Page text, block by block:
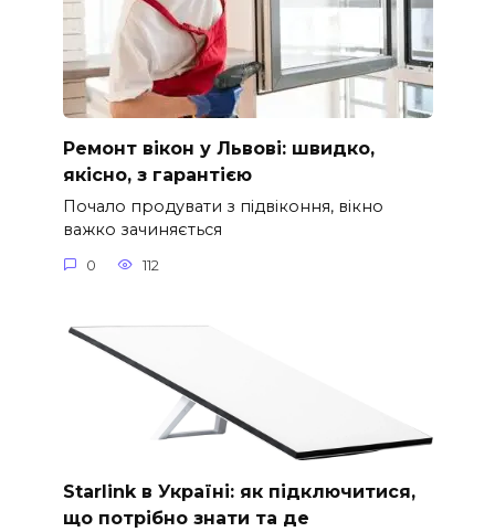
Ремонт вікон у Львові: швидко,
якісно, з гарантією
Почало продувати з підвіконня, вікно
важко зачиняється
0 112
Starlink в Україні: як підключитися,
що потрібно знати та де